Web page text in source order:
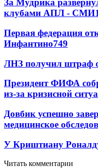
За Мудрика
клубами АПЛ - СМИ
Первая федерация
Инфантино749
ЛНЗ получил штраф
Президент ФИФА
из-за кризисной
Довбик успешно
медицинское
У Криштиану
Читать комментарии